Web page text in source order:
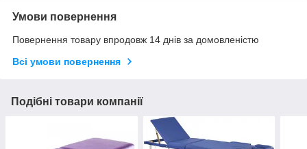
Умови повернення
Повернення товару впродовж 14 днів за домовленістю
Всі умови повернення
Подібні товари компанії